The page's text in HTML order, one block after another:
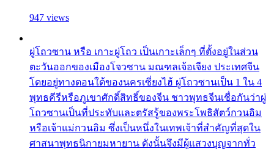
947 views
ผู่โถวซาน หรือ เกาะผู่โถว เป็นเกาะเล็กๆ ที่ตั้งอยู่ในส่วน
ตะวันออกของเมืองโจวซาน มณฑลเจ้อเจียง ประเทศจีน
โดยอยู่ทางตอนใต้ของนครเซี่ยงไฮ้ ผู่โถวซานเป็น 1 ใน 4
พุทธคีรีหรือภูเขาศักดิ์สิทธิ์ของจีน ชาวพุทธจีนเชื่อกันว่าผู่
โถวซานเป็นที่ประทับและตรัสรู้ของพระโพธิสัตว์กวนอิม
หรือเจ้าแม่กวนอิม ซึ่งเป็นหนึ่งในเทพเจ้าที่สำคัญที่สุดใน
ศาสนาพุทธนิกายมหายาน ดังนั้นจึงมีผู้แสวงบุญจากทั่ว